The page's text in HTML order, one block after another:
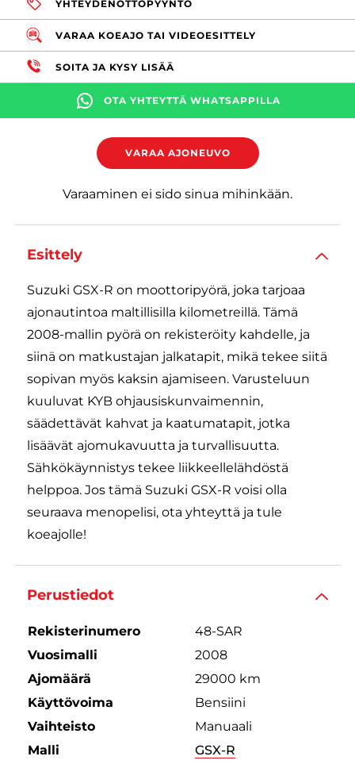
YHTEYDENOTTOPYYNTÖ
VARAA KOEAJO TAI VIDEOESITTELY
SOITA JA KYSY LISÄÄ
OTA YHTEYTTÄ WHATSAPPILLA
VARAA AJONEUVO
Varaaminen ei sido sinua mihinkään.
Esittely
Suzuki GSX-R on moottoripyörä, joka tarjoaa
ajonautintoa maltillisilla kilometreillä. Tämä
2008-mallin pyörä on rekisteröity kahdelle, ja
siinä on matkustajan jalkatapit, mikä tekee siitä
sopivan myös kaksin ajamiseen. Varusteluun
kuuluvat KYB ohjausiskunvaimennin,
säädettävät kahvat ja kaatumatapit, jotka
lisäävät ajomukavuutta ja turvallisuutta.
Sähkökäynnistys tekee liikkeellelähdöstä
helppoa. Jos tämä Suzuki GSX-R voisi olla
seuraava menopelisi, ota yhteyttä ja tule
koeajolle!
Perustiedot
Rekisterinumero
48-SAR
Vuosimalli
2008
Ajomäärä
29000 km
Käyttövoima
Bensiini
Vaihteisto
Manuaali
Malli
GSX-R